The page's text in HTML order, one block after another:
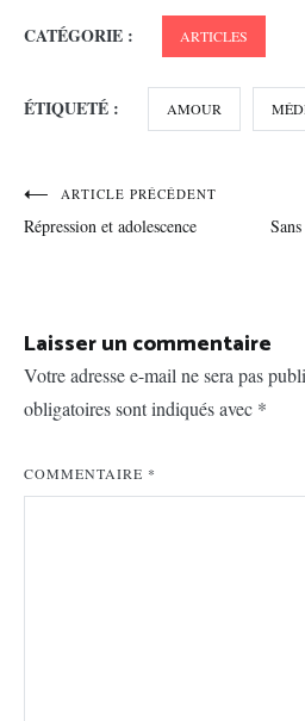
CATÉGORIE : ARTICLES
ÉTIQUETÉ : AMOUR
Navigation
de
ARTICLE PRÉCÉDENT
Répression et adolescence
Laisser un commentaire
Votre adresse e-mail ne sera pas
obligatoires sont indiqués avec *
COMMENTAIRE *